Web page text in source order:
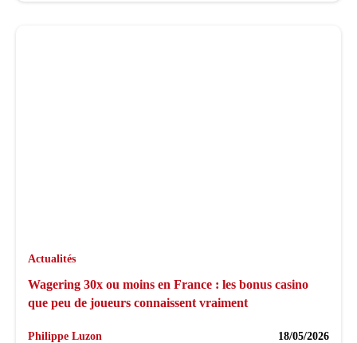
Actualités
Wagering 30x ou moins en France : les bonus casino
que peu de joueurs connaissent vraiment
Philippe Luzon 18/05/2026